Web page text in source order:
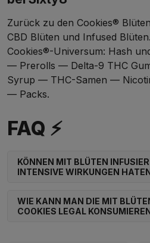
Zurück zu den Cookies® Blüten
CBD Blüten und Infused
Cookies®-Universum: Hash
— Prerolls — Delta-9 THC
Syrup — THC-Samen —
— Packs.
FAQ ⚡
KÖNNEN MIT BLÜTEN
INTENSIVE WIRKUNGEN
WIE KANN MAN DIE MIT
COOKIES LEGAL